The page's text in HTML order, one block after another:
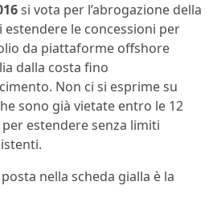
si vota per l’abrogazione della
le concessioni per
da piattaforme offshore
dalla costa fino
Non ci si esprime su
sono già vietate entro le 12
estendere senza limiti
nella scheda gialla è la